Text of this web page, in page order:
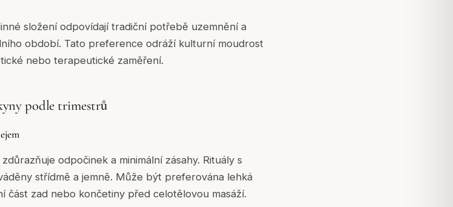
složení odpovídají tradiční potřebě uzemnění a
období. Tato preference odráží kulturní moudrost
nebo terapeutické zaměření.
podle trimestrů
odpočinek a minimální zásahy. Rituály s
střídmě a jemně. Může být preferována lehká
část zad nebo končetiny před celotělovou masáží.